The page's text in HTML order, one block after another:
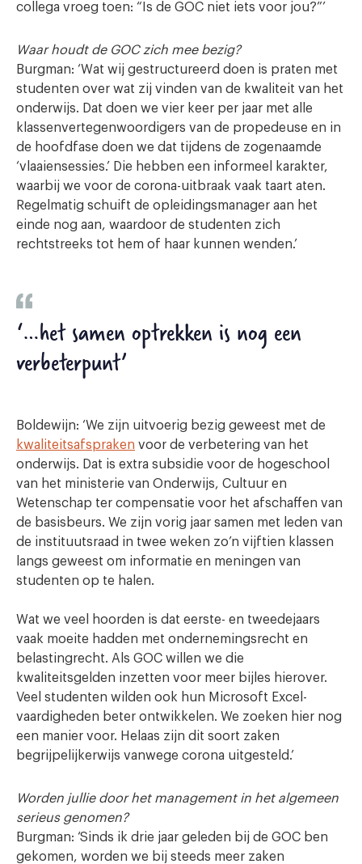
collega vroeg toen: “Is de GOC niet iets voor jou?”’
Waar houdt de GOC zich mee bezig?
Burgman: ‘Wat wij gestructureerd doen is praten met
studenten over wat zij vinden van de kwaliteit van het
onderwijs. Dat doen we vier keer per jaar met alle
klassenvertegenwoordigers van de propedeuse en in
de hoofdfase doen we dat tijdens de zogenaamde
‘vlaaiensessies.’ Die hebben een informeel karakter,
waarbij we voor de corona-uitbraak vaak taart aten.
Regelmatig schuift de opleidingsmanager aan het
einde nog aan, waardoor de studenten zich
rechtstreeks tot hem of haar kunnen wenden.’
‘…het samen optrekken is nog een
verbeterpunt’
Boldewijn: ‘We zijn uitvoerig bezig geweest met de
kwaliteitsafspraken voor de verbetering van het
onderwijs. Dat is extra subsidie voor de hogeschool
van het ministerie van Onderwijs, Cultuur en
Wetenschap ter compensatie voor het afschaffen van
de basisbeurs. We zijn vorig jaar samen met leden van
de instituutsraad in twee weken zo’n vijftien klassen
langs geweest om informatie en meningen van
studenten op te halen.
Wat we veel hoorden is dat eerste- en tweedejaars
vaak moeite hadden met ondernemingsrecht en
belastingrecht. Als GOC willen we die
kwaliteitsgelden inzetten voor meer bijles hierover.
Veel studenten wilden ook hun Microsoft Excel-
vaardigheden beter ontwikkelen. We zoeken hier nog
een manier voor. Helaas zijn dit soort zaken
begrijpelijkerwijs vanwege corona uitgesteld.’
Worden jullie door het management in het algemeen
serieus genomen?
Burgman: ‘Sinds ik drie jaar geleden bij de GOC ben
gekomen, worden we bij steeds meer zaken